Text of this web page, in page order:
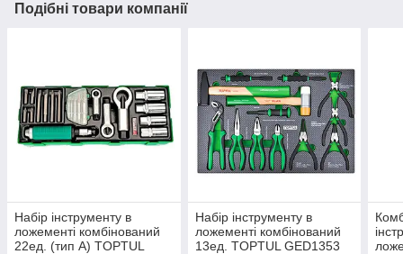
Подібні товари компанії
Набір інструменту в
ложементі комбінований
22ед. (тип А) TOPTUL
Набір інструменту в
ложементі комбінований
13ед. TOPTUL GED1353